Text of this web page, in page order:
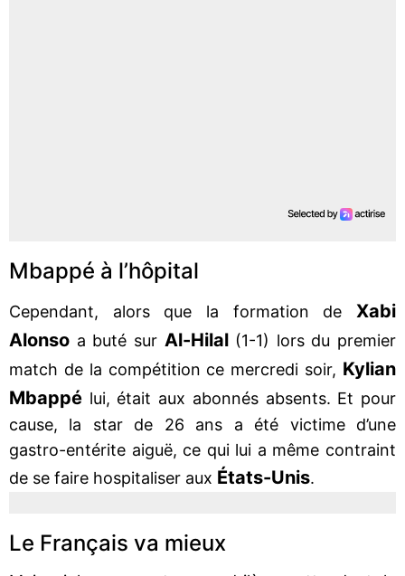
Mbappé à l’hôpital
Cependant, alors que la formation de Xabi
Alonso a buté sur Al-Hilal(1-1) lors du premier
match de la compétition ce mercredi soir, Kylian
Mbappé lui, était aux abonnés absents. Et pour
cause, la star de 26 ans a été victime d’une
gastro-entérite aiguë, ce qui lui a même contraint
de se faire hospitaliser aux États-Unis.
Le Français va mieux